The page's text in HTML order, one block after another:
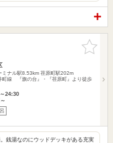
お気に入
りに追加
ミナル駅8.53km 荏原町駅202m
町線 『旗の台』・『荏原町』より徒歩
24:30
銭湯なのにウッドデッキがある充実